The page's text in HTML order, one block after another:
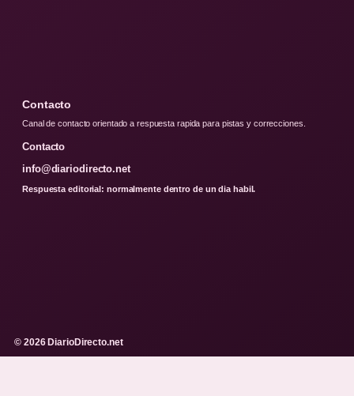
Contacto
Canal de contacto orientado a respuesta rapida para pistas y correcciones.
Contacto
info@diariodirecto.net
Respuesta editorial: normalmente dentro de un dia habil.
© 2026 DiarioDirecto.net